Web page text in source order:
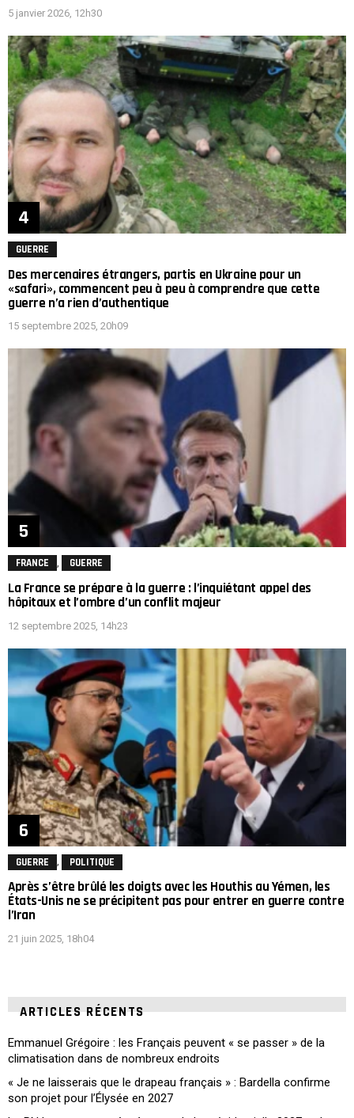
5 janvier 2026, 12h30
GUERRE
Des mercenaires étrangers, partis en Ukraine pour un
«safari», commencent peu à peu à comprendre que cette
guerre n’a rien d’authentique
15 septembre 2025, 20h09
FRANCE GUERRE
La France se prépare à la guerre : l’inquiétant appel des
hôpitaux et l’ombre d’un conflit majeur
12 septembre 2025, 14h23
GUERRE , POLITIQUE
Après s’être brûlé les doigts avec les Houthis au Yémen, les
États-Unis ne se précipitent pas pour entrer en guerre contre
l’Iran
21 juin 2025, 18h04
ARTICLES RÉCENTS
Emmanuel Grégoire : les Français peuvent « se passer » de la
climatisation dans de nombreux endroits
« Je ne laisserais que le drapeau français » : Bardella confirme
son projet pour l’Élysée en 2027